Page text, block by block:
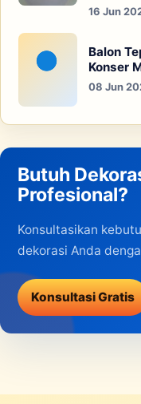
16 Jun
Balon
Konser
08 Jun
Butuh
Profesional?
Konsultasikan
dekorasi Anda
Konsultasi Gratis